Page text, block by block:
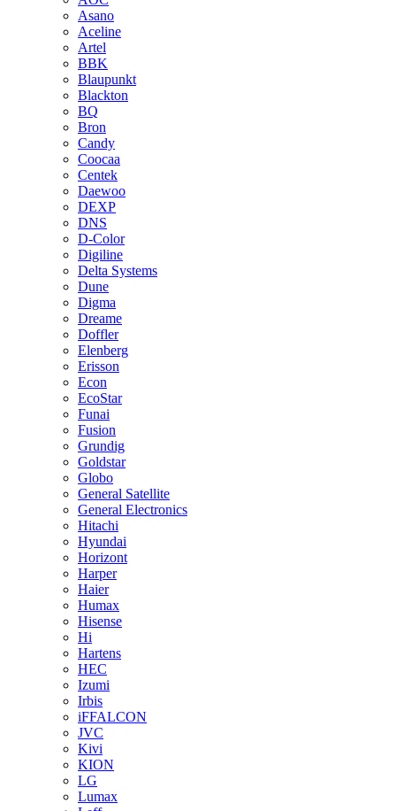
Asano
Aceline
Artel
BBK
Blaupunkt
Blackton
BQ
Bron
Candy
Coocaa
Centek
Daewoo
DEXP
DNS
D-Color
Digiline
Delta Systems
Dune
Digma
Dreame
Doffler
Elenberg
Erisson
Econ
EcoStar
Funai
Fusion
Grundig
Goldstar
Globo
General Satellite
General Electronics
Hitachi
Hyundai
Horizont
Harper
Haier
Humax
Hisense
Hi
Hartens
HEC
Izumi
Irbis
iFFALCON
JVC
Kivi
KION
LG
Lumax